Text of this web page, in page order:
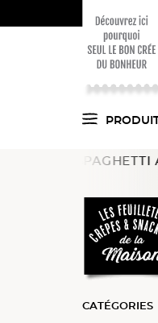
a
en
AU CHOIX
CATÉGORIES